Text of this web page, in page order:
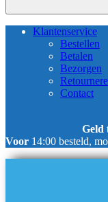
Klantenservice
Bestellen
Betalen
Bezorgen
Contact
Geld
Voor 14:00 besteld,